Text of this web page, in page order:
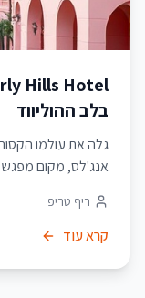
בלב ההוליווד
אנג'לס, מקום מפגש
ריף טריפ
קרא עוד